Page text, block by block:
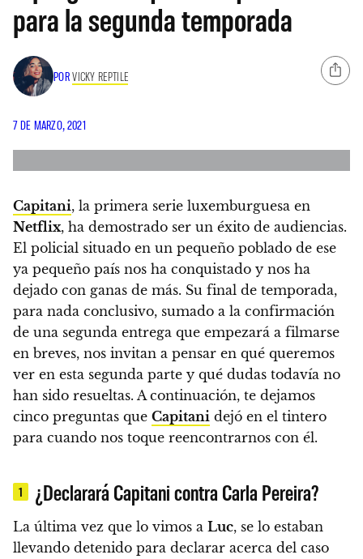
para la segunda temporada
PORVICKY REPTILE
7 DE MARZO, 2021
Capitani, la primera serie luxemburguesa en
Netflix, ha demostrado ser un éxito de audiencias.
El policial situado en un pequeño poblado de ese
ya pequeño país nos ha conquistado y nos ha
dejado con ganas de más. Su final de temporada,
para nada conclusivo, sumado a la confirmación
de una segunda entrega que empezará a filmarse
en breves, nos invitan a pensar en qué queremos
ver en esta segunda parte y qué dudas todavía no
han sido resueltas. A continuación, te dejamos
cinco preguntas que Capitani dejó en el tintero
para cuando nos toque reencontrarnos con él.
1 ¿Declarará Capitani contra Carla Pereira?
La última vez que lo vimos a Luc, se lo estaban
llevando detenido para declarar acerca del caso